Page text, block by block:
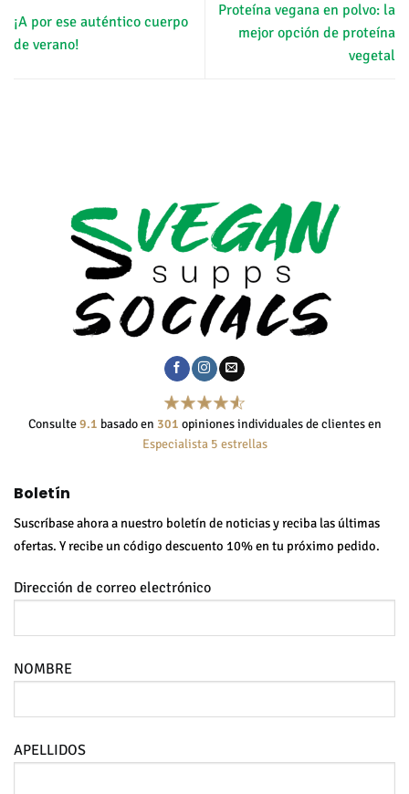
¡A por ese auténtico cuerpo
de verano!
Proteína vegana en polvo: la
mejor opción de proteína
vegetal
Consulte9.1 basado en 301 opiniones individuales de clientes en
Especialista 5 estrellas
Boletín
Suscríbase ahora a nuestro boletín de noticias y reciba las últimas
ofertas. Y recibe un código descuento 10% en tu próximo pedido.
Dirección de correo electrónico
NOMBRE
APELLIDOS